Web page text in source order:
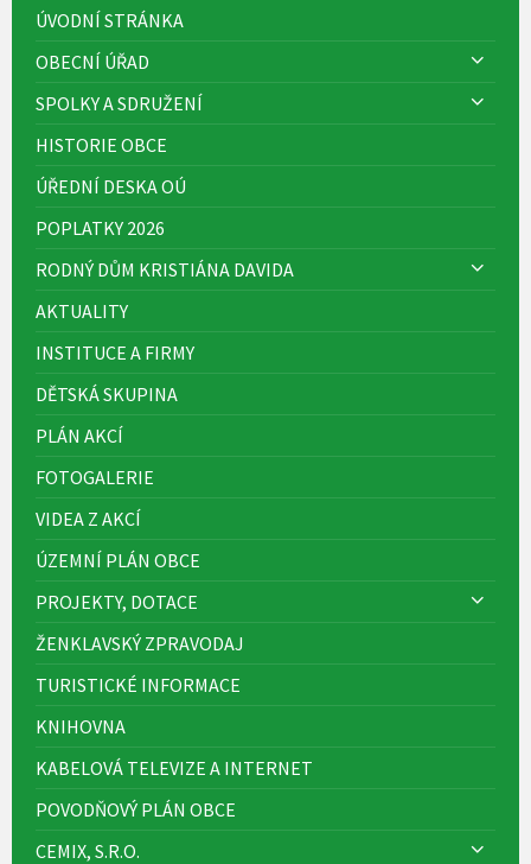
ÚVODNÍ STRÁNKA
OBECNÍ ÚŘAD
SPOLKY A SDRUŽENÍ
HISTORIE OBCE
ÚŘEDNÍ DESKA OÚ
POPLATKY 2026
RODNÝ DŮM KRISTIÁNA DAVIDA
AKTUALITY
INSTITUCE A FIRMY
DĚTSKÁ SKUPINA
PLÁN AKCÍ
FOTOGALERIE
VIDEA Z AKCÍ
ÚZEMNÍ PLÁN OBCE
PROJEKTY, DOTACE
ŽENKLAVSKÝ ZPRAVODAJ
TURISTICKÉ INFORMACE
KNIHOVNA
KABELOVÁ TELEVIZE A INTERNET
POVODŇOVÝ PLÁN OBCE
CEMIX, S.R.O.